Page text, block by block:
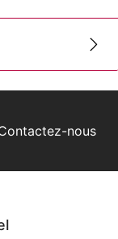
nous